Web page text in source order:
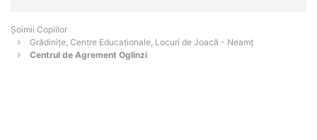
Șoimii Copiilor
Grădinițe, Centre Educaționale, Locuri de Joacă - Neamţ
Centrul de Agrement Oglinzi